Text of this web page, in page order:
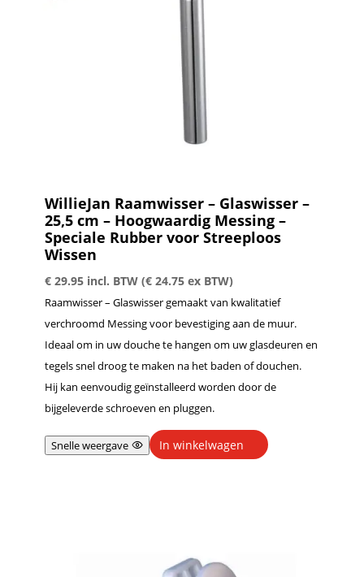
WillieJan Raamwisser – Glaswisser –
25,5 cm – Hoogwaardig Messing –
Speciale Rubber voor Streeploos
Wissen
€29.95 incl. BTW (€24.75ex BTW)
Raamwisser – Glaswisser gemaakt van kwalitatief
verchroomd Messing voor bevestiging aan de muur.
Ideaal om in uw douche te hangen om uw glasdeuren en
tegels snel droog te maken na het baden of douchen.
Hij kan eenvoudig geïnstalleerd worden door de
bijgeleverde schroeven en pluggen.
Snelle weergave In winkelwagen